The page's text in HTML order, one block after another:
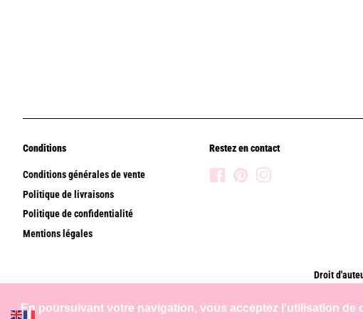
En poursuivant votre navigation, vous acceptez l'utilisation de
Conditions
Conditions générales de vente
Politique de livraisons
Politique de confidentialité
Mentions légales
Restez en contact
FacebookPinterest
Droit